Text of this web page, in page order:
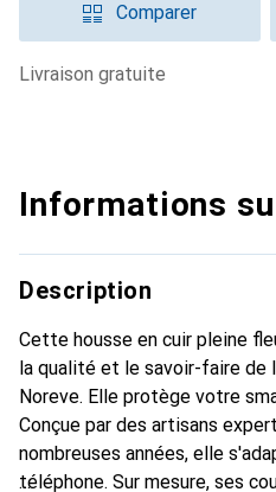
Comparer
livraison gratuite
Informations
Description
Cette housse en cuir pleine
la qualité et le savoir-faire de
Noreve. Elle protège votre
Conçue par des artisans
nombreuses années, elle
téléphone. Sur mesure, ses